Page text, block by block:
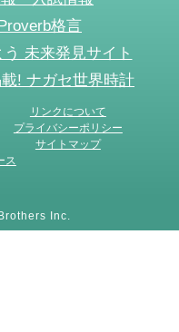
格言
未来発見サイト
! ナガセ世界時計
リンクについて
プライバシーポリシー
サイトマップ
ス
Inc.